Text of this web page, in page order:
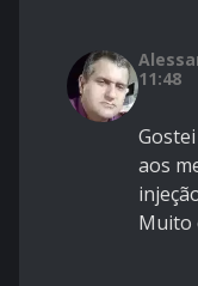
11:48
aos
Muito